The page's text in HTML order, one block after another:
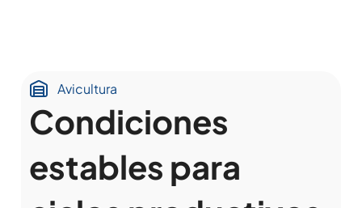
Avicultura
Condiciones
estables para